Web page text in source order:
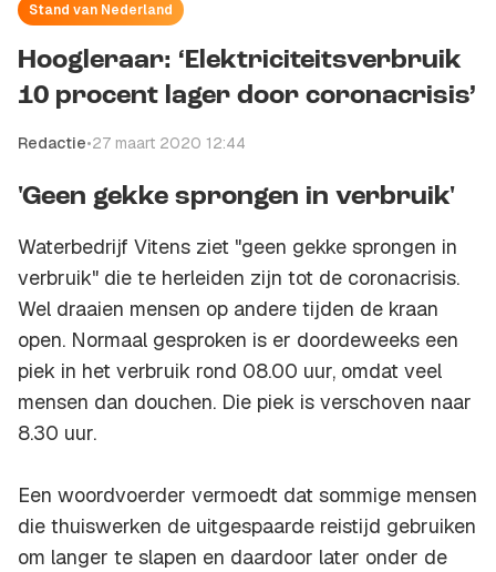
Stand van Nederland
Hoogleraar: ‘Elektriciteitsverbruik
10 procent lager door coronacrisis’
Redactie•27 maart 2020 12:44
'Geen gekke sprongen in verbruik'
Waterbedrijf Vitens ziet "geen gekke sprongen in
verbruik" die te herleiden zijn tot de coronacrisis.
Wel draaien mensen op andere tijden de kraan
open. Normaal gesproken is er doordeweeks een
piek in het verbruik rond 08.00 uur, omdat veel
mensen dan douchen. Die piek is verschoven naar
8.30 uur.
Een woordvoerder vermoedt dat sommige mensen
die thuiswerken de uitgespaarde reistijd gebruiken
om langer te slapen en daardoor later onder de